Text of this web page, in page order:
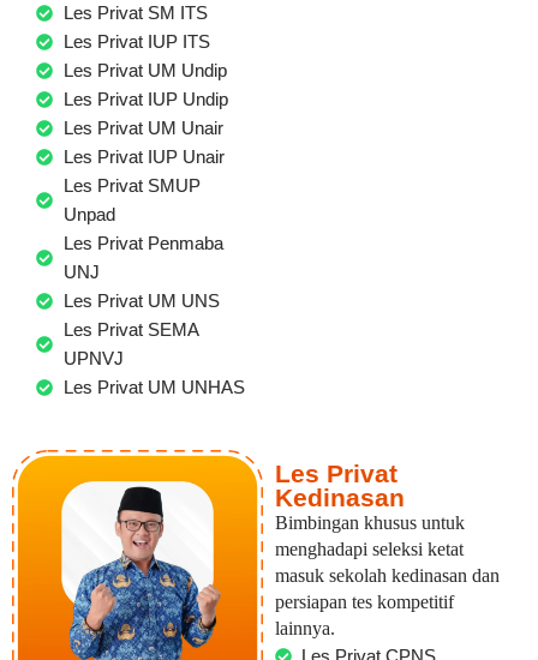
Les Privat SM ITS
Les Privat IUP ITS
Les Privat UM Undip
Les Privat IUP Undip
Les Privat UM Unair
Les Privat IUP Unair
Les Privat SMUP
Unpad
Les Privat Penmaba
UNJ
Les Privat UM UNS
Les Privat SEMA
UPNVJ
Les Privat UM UNHAS
Les Privat
Kedinasan
Bimbingan khusus untuk
menghadapi seleksi ketat
masuk sekolah kedinasan dan
persiapan tes kompetitif
lainnya.
Les Privat CPNS